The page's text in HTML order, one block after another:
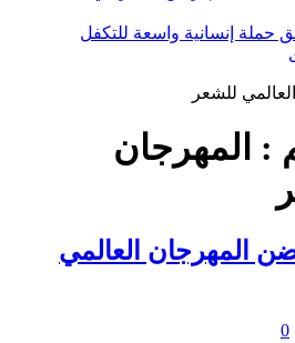
حملة إنسانية واسعة للتكفل
للشعر
: المهرجان
المهرجان العالمي
0